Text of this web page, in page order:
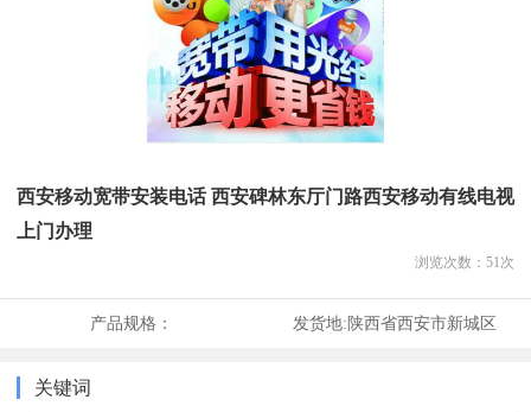
西安移动宽带安装电话 西安碑林东厅门路西安移动有线电视
上门办理
浏览次数： 51 次
产品规格： 发货地:陕西省西安市新城区
关键词